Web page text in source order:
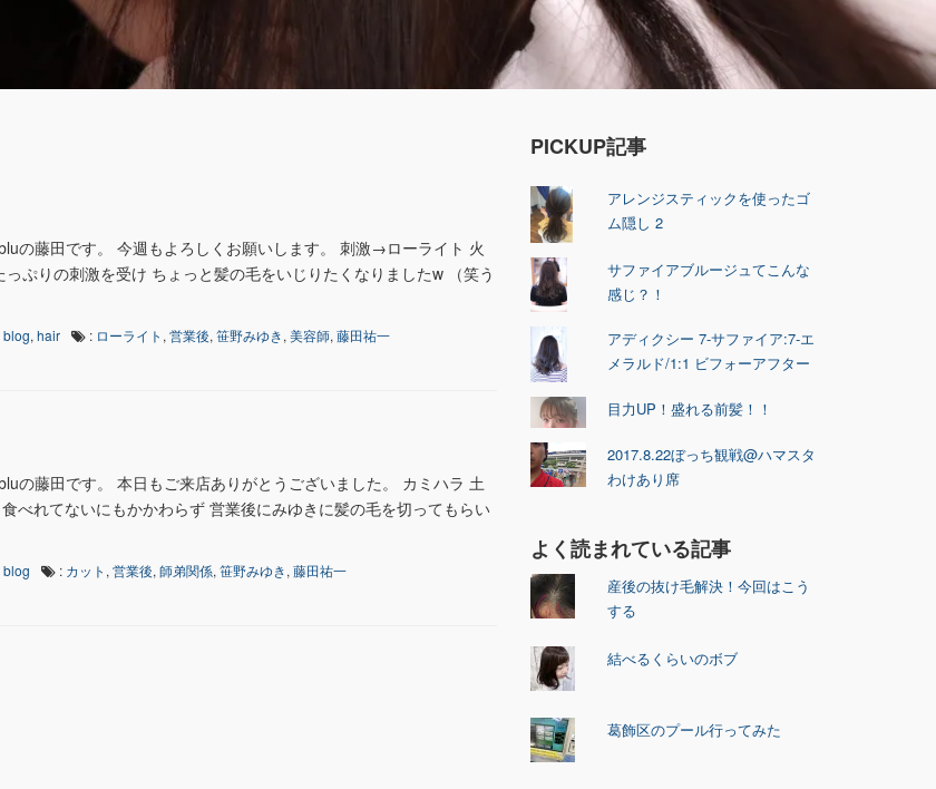
の藤田です。 今週もよろしくお願いします。 刺激→ローライト 火
ぷりの刺激を受け ちょっと髪の毛をいじりたくなりましたw （笑う
blog, hair : ローライト , 営業後, 笹野みゆき, 美容師, 藤田祐一
の藤田です。 本日もご来店ありがとうございました。 カミハラ 土
べれてないにもかかわらず 営業後にみゆきに髪の毛を切ってもらい
blog : カット , 営業後, 師弟関係, 笹野みゆき, 藤田祐一
PICKUP記事
アレンジスティックを使ったゴ
ム隠し 2
サファイアブルージュてこんな
感じ？！
アディクシー 7-サファイア:7-エ
メラルド/1:1 ビフォーアフター
目力UP！盛れる前髪！！
2017.8.22ぼっち観戦@ハマスタ
わけあり席
よく読まれている記事
産後の抜け毛解決！今回はこう
する
結べるくらいのボブ
葛飾区のプール行ってみた